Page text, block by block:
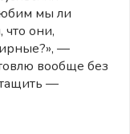
мы ли
они,
—
вообще без
—